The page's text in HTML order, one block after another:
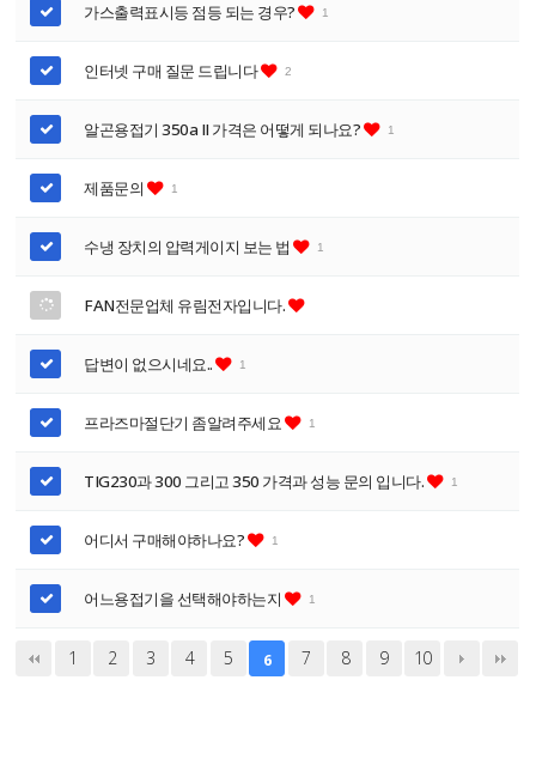
가스출력표시등 점등 되는 경우? 1
인터넷 구매 질문 드립니다 2
알곤용접기 350a II 가격은 어떻게 되나요? 1
제품문의 1
수냉 장치의 압력게이지 보는 법 1
FAN전문업체 유림전자입니다.
답변이 없으시네요.. 1
프라즈마절단기 좀알려주세요 1
TIG230과 300 그리고 350 가격과 성능 문의 입니다. 1
어디서 구매해야하나요? 1
어느용접기을 선택해야하는지 1
1 2 3 4 5 6 7 8 9 10